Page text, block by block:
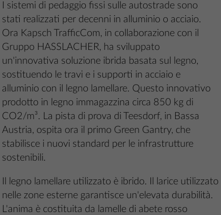
I sistemi di pedaggio fissi sulle autostrade sono
stati realizzati per decenni in alluminio o acciaio.
Ora Kapsch TrafficCom, in collaborazione con il
Gruppo HASSLACHER, ha sviluppato
un'innovativa soluzione ibrida basata sul legno,
sostituendo le travi e i supporti in acciaio e
alluminio con il legno lamellare. Questo innovativo
prodotto in legno immagazzina circa 850 kg di
CO2/m³. La pista di prova di Teesdorf, in Bassa
Austria, ospita ora il primo Green Gantry, che
stabilisce i nuovi standard per le infrastrutture
sostenibili.
Il legno lamellare utilizzato è ibrido. Il larice utilizzato
nelle zone esterne garantisce un'elevata durabilità.
L'anima è costituita da lamelle di abete rosso